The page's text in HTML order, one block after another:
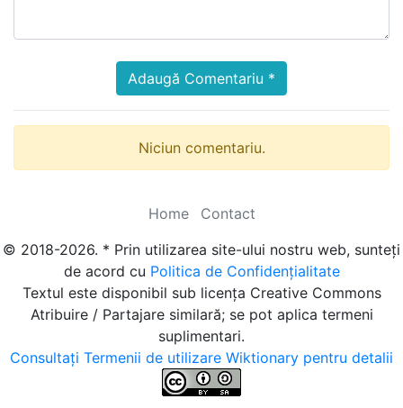
Adaugă Comentariu *
Niciun comentariu.
Home
Contact
© 2018-2026. * Prin utilizarea site-ului nostru web, sunteți
de acord cu Politica de Confidențialitate
Textul este disponibil sub licența Creative Commons
Atribuire / Partajare similară; se pot aplica termeni
suplimentari.
Consultați Termenii de utilizare Wiktionary pentru detalii